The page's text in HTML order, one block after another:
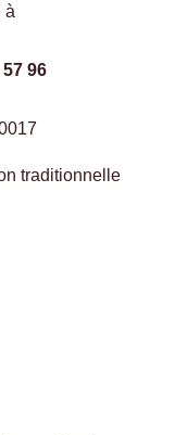
à
96
traditionnelle